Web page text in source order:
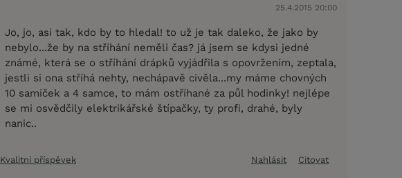
25.4.2015 20:00
Jo, jo, asi tak, kdo by to hledal! to už je tak daleko, že jako by
nebylo...že by na stříhání neměli čas? já jsem se kdysi jedné
známé, která se o stříhání drápků vyjádřila s opovržením, zeptala,
jestli si ona stříhá nehty, nechápavě civěla...my máme chovných
10 samiček a 4 samce, to mám ostříhané za půl hodinky! nejlépe
se mi osvědčily elektrikářské štípačky, ty profi, drahé, byly
nanic..
Kvalitní příspěvek Nahlásit Citovat